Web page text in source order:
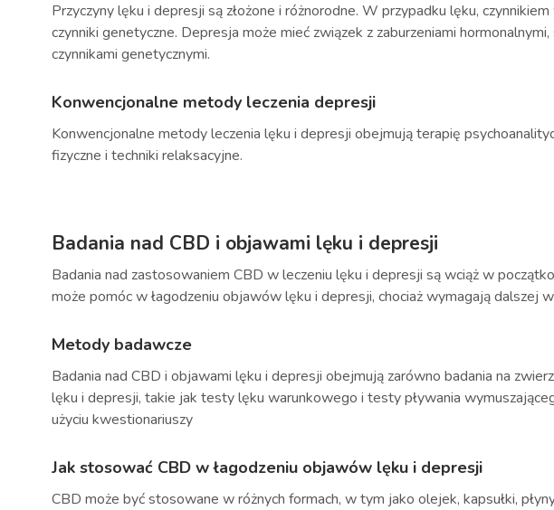
Przyczyny lęku i depresji są złożone i różnorodne. W przypadku lęku,
czynniki genetyczne. Depresja może mieć związek z zaburzeniami
czynnikami genetycznymi.
Konwencjonalne metody leczenia depresji
Konwencjonalne metody leczenia lęku i depresji obejmują terapię
fizyczne i techniki relaksacyjne.
Badania nad CBD i objawami lęku i depresji
Badania nad zastosowaniem CBD w leczeniu lęku i depresji są wciąż w
może pomóc w łagodzeniu objawów lęku i depresji, chociaż wymagają dalszej
Metody badawcze
Badania nad CBD i objawami lęku i depresji obejmują zarówno badania na
lęku i depresji, takie jak testy lęku warunkowego i testy pływania
użyciu kwestionariuszy
Jak stosować CBD w łagodzeniu objawów lęku i depresji
CBD może być stosowane w różnych formach, w tym jako olejek, kapsułki,